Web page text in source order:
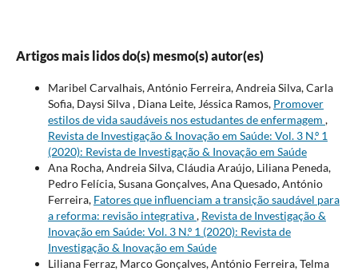
Artigos mais lidos do(s) mesmo(s) autor(es)
Maribel Carvalhais, António Ferreira, Andreia Silva, Carla
Sofia, Daysi Silva , Diana Leite, Jéssica Ramos, Promover
estilos de vida saudáveis nos estudantes de enfermagem ,
Revista de Investigação & Inovação em Saúde: Vol. 3 N.º 1
(2020): Revista de Investigação & Inovação em Saúde
Ana Rocha, Andreia Silva, Cláudia Araújo, Liliana Peneda,
Pedro Felícia, Susana Gonçalves, Ana Quesado, António
Ferreira, Fatores que influenciam a transição saudável para
a reforma: revisão integrativa, Revista de Investigação &
Inovação em Saúde: Vol. 3 N.º 1 (2020): Revista de
Investigação & Inovação em Saúde
Liliana Ferraz, Marco Gonçalves, António Ferreira, Telma